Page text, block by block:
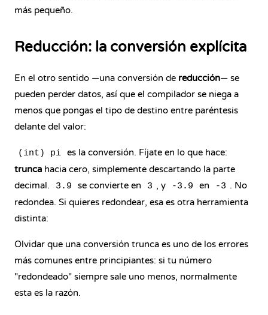
más pequeño.
Reducción: la conversión explícita
En el otro sentido —una conversión de reducción— se
pueden perder datos, así que el compilador se niega a
menos que pongas el tipo de destino entre paréntesis
delante del valor:
(int) pi es la conversión. Fíjate en lo que hace:
trunca hacia cero, simplemente descartando la parte
decimal.
3.9 se convierte en 3 , y -3.9 en -3 . No
redondea. Si quieres redondear, esa es otra herramienta
distinta:
Olvidar que una conversión trunca es uno de los errores
más comunes entre principiantes: si tu número
"redondeado" siempre sale uno menos, normalmente
esta es la razón.